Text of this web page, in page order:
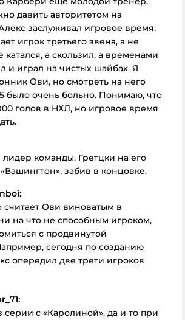
давить авторитетом на
заслуживал игровое время,
игрок третьего звена, а не
катался, а скользил, а временами
и играл на чистых шайбах. Я
Ови, но смотреть на него
было очень больно. Понимаю, что
голов в НХЛ, но игровое время
команды. Гретцки на его
забив в концовке.
считает Ови виноватым в
на что не способным игроком,
с продвинутой
сегодня по созданию
опередил две трети игроков
серии с «Каролиной», да и то при